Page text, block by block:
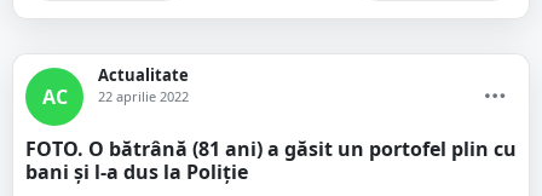
AC
Actualitate
22 aprilie 2022
FOTO. O bătrână (81 ani) a găsit un portofel plin cu
bani și l-a dus la Poliție